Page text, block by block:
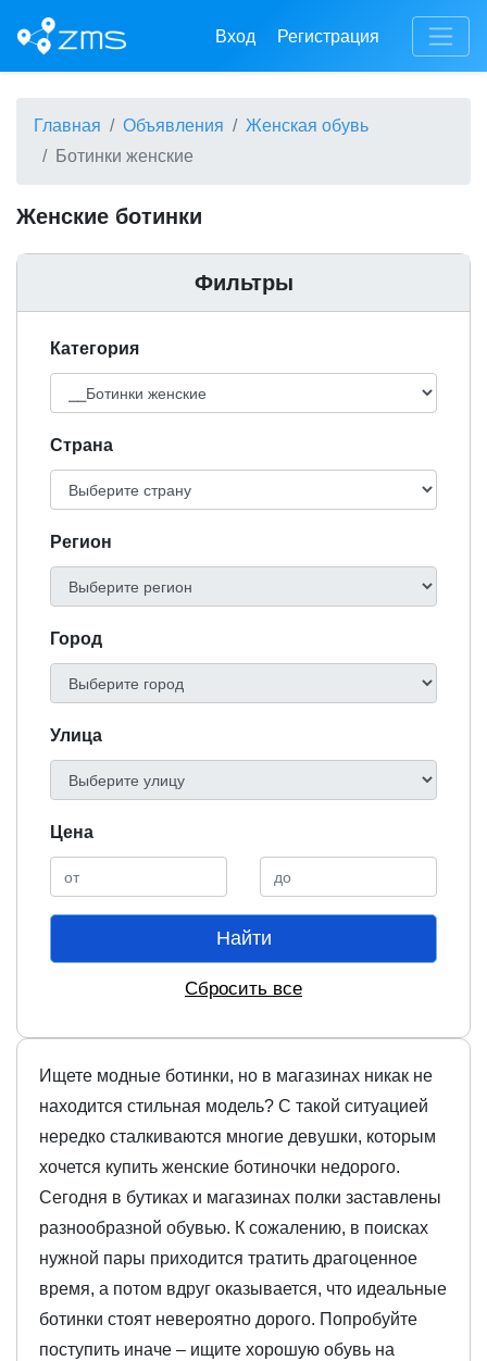
Вход Регистрация
Главная Объявления
Женская обувь
Ботинки женские
Женские ботинки
Фильтры
Категория
Cтрана
Регион
Город
Улица
Цена
Найти
Сбросить все
Ищете модные ботинки, но в магазинах никак не
находится стильная модель? С такой ситуацией
нередко сталкиваются многие девушки, которым
хочется купить женские ботиночки недорого.
Сегодня в бутиках и магазинах полки заставлены
разнообразной обувью. К сожалению, в поисках
нужной пары приходится тратить драгоценное
время, а потом вдруг оказывается, что идеальные
ботинки стоят невероятно дорого. Попробуйте
поступить иначе – ищите хорошую обувь на